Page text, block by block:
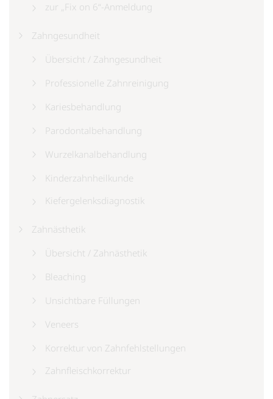
zur „Fix on 6“-Anmeldung
Zahngesundheit
Übersicht / Zahngesundheit
Professionelle Zahnreinigung
Kariesbehandlung
Parodontalbehandlung
Wurzelkanalbehandlung
Kinderzahnheilkunde
Kiefergelenksdiagnostik
Zahnästhetik
Übersicht / Zahnästhetik
Bleaching
Unsichtbare Füllungen
Veneers
Korrektur von Zahnfehlstellungen
Zahnfleischkorrektur